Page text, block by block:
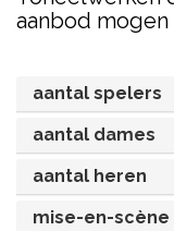
OVERIG (30'-75')
KORT (-30')
AVONDVULLEND
OVERIG (30'-75')
UITGELICHT!
KORT (-30')
OVERIG (30'-75')
UITGELICHT!
JUBILEUMSTUK
MUSICAL
OVERIG
KERSTTONEEL
RECHTEN
aanbod
aantal spelers
aantal dames
aantal heren
mise-en-scène